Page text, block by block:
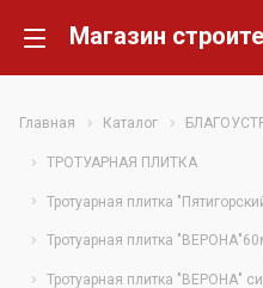
Главная Каталог
ТРОТУАРНАЯ ПЛИТКА
Тротуарная плитка
Тротуарная плитка
Тротуарная плитка "ВЕРОНА"